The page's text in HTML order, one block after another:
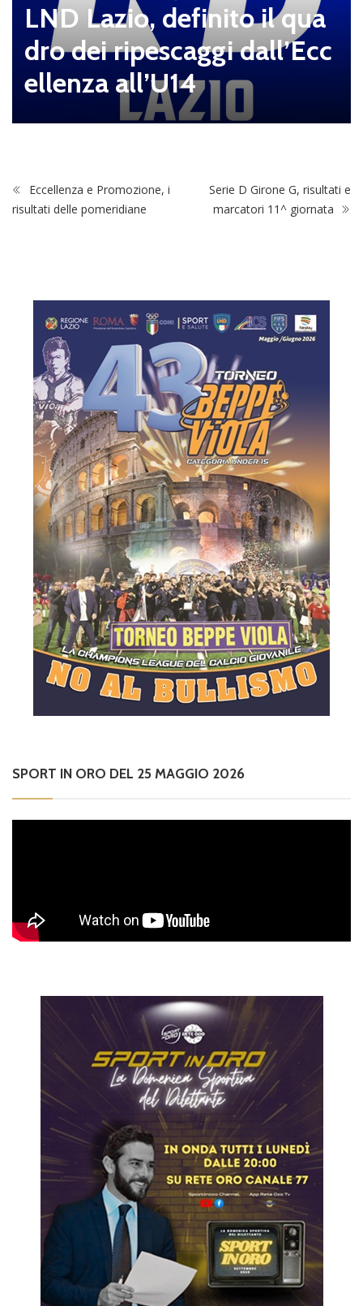
LND Lazio, definito il qua
dro dei ripescaggi dall’Ecc
ellenza all’U14
Eccellenza e Promozione, i
risultati delle pomeridiane
Serie D Girone G, risultati e
marcatori 11^ giornata
SPORT IN ORO DEL 25 MAGGIO 2026